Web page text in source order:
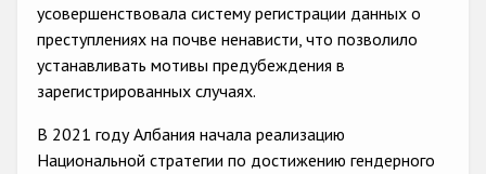
Gender-based hate crime
Anti-LGBTI hate crime
Disability hate crime
усовершенствовала систему регистрации данных о
преступлениях на почве ненависти, что позволило
устанавливать мотивы предубеждения в
зарегистрированных случаях.
В 2021 году Албания начала реализацию
Национальной стратегии по достижению гендерного